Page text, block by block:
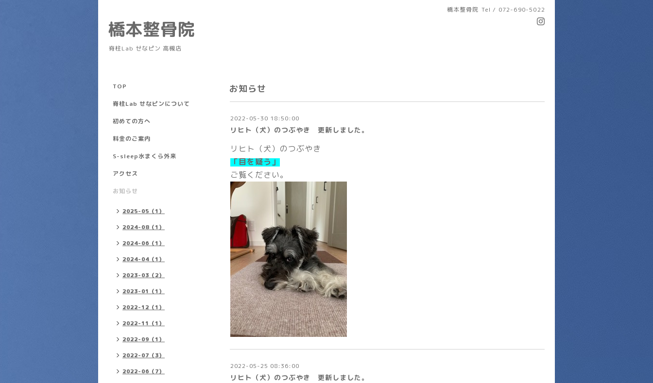
橋本整骨院 Tel / 072-690-5022
橋本整骨院
脊柱Lab せなピン 高槻店
お知らせ
2022-05-30 18:50:00
リヒト（犬）のつぶやき 更新しました。
リヒト（犬）のつぶやき
「目を疑う」
ご覧ください。
2022-05-25 08:36:00
リヒト（犬）のつぶやき 更新しました。
TOP
脊柱Lab せなピンについて
初めての方へ
料金のご案内
S-sleep水まくら外来
アクセス
お知らせ
2025-05（1）
2024-08（1）
2024-06（1）
2024-04（1）
2023-03（2）
2023-01（1）
2022-12（1）
2022-11（1）
2022-09（1）
2022-07（3）
2022-06（7）